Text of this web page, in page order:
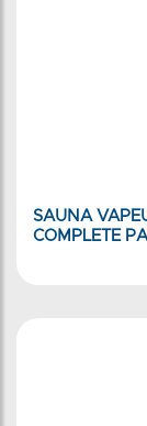
SAUNA
COMPLETE